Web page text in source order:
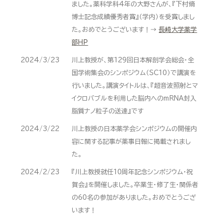
ました。薬科学科4年の大野さんが、『下村脩
博士記念成績優秀者賞』（学内）を受賞しまし
た。おめでとうございます！→長崎大学薬学
部HP
2024/3/23
川上教授が、第129回日本解剖学会総会・全
国学術集会のシンポジウム（SC10）で講演を
行いました。講演タイトルは、『超音波照射とマ
イクロバブルを利用した脳内へのmRNA封入
脂質ナノ粒子の送達』です
2024/3/22
川上教授の日本薬学会シンポジウムの開催内
容に関する記事が薬事日報に掲載されまし
た。
2024/2/23
『川上教授就任10周年記念シンポジウム・祝
賀会』を開催しました。卒業生・修了生・関係者
の60名の参加がありました。おめでとうござ
います！